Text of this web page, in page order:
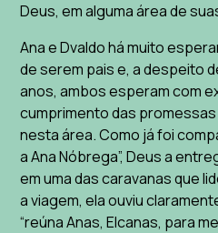
Deus, em alguma área de
Ana e Dvaldo há muito
de serem pais e, a despeito
anos, ambos esperam com
cumprimento das
nesta área. Como já foi
a Ana Nóbrega”, Deus a
em uma das caravanas que
a viagem, ela ouviu
“reúna Anas, Elcanas, para